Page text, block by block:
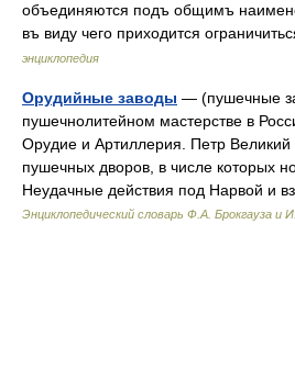
объединяются подъ общимъ
въ виду чего приходится
энциклопедия
Орудийные заводы — (пушечные
пушечнолитейном мастерстве в
Орудие и Артиллерия. Петр Великий
пушечных дворов, в числе которых
Неудачные действия под Нарвой и
Энциклопедический словарь Ф.А. Брокгауза и